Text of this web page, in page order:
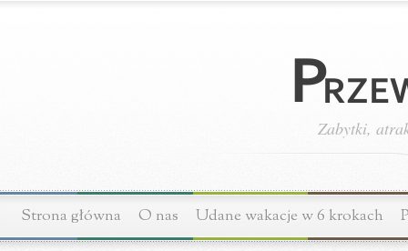
Zabytki,
Strona główna O nas Udane wakacje w 6 krokach